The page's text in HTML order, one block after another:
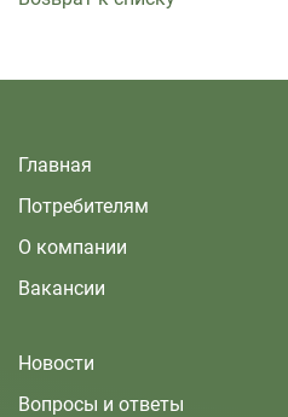
Главная
Потребителям
О компании
Вакансии
Новости
Вопросы и ответы